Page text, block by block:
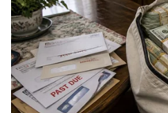
நல்ல நேரம் :
காலை: 9.30 முதல்